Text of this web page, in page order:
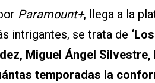
Paramount+, llega a la
intrigantes, se trata de
Miguel Ángel Silvestre,
temporadas la